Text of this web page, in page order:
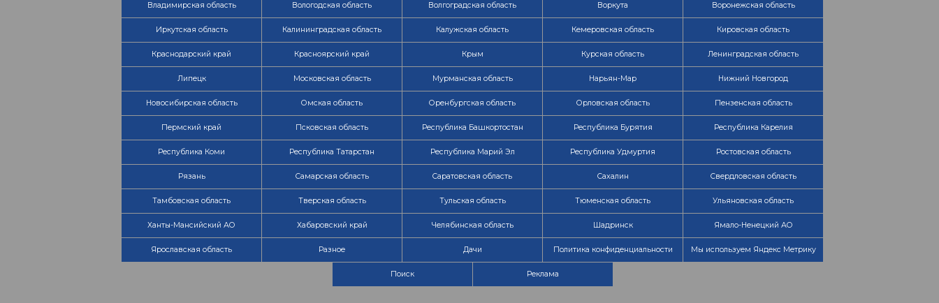
Владимирская область Вологодская область Волгоградская область Воркута Воронежская область
Иркутская область Калининградская область Калужская область Кемеровская область Кировская область
Краснодарский край Красноярский край Крым Курская область Ленинградская область
Липецк Московская область Мурманская область Нарьян-Мар Нижний Новгород
Новосибирская область Омская область Оренбургская область Орловская область Пензенская область
Пермский край Псковская область Республика Башкортостан Республика Бурятия Республика Карелия
Республика Коми Республика Татарстан Республика Марий Эл Республика Удмуртия Ростовская область
Рязань Самарская область Саратовская область Сахалин Свердловская область
Тамбовская область Тверская область Тульская область Тюменская область Ульяновская область
Ханты-Мансийский АО Хабаровский край Челябинская область Шадринск Ямало-Ненецкий АО
Ярославская область Разное Дачи Политика конфиденциальности Мы используем Яндекс Метрику
Поиск Реклама